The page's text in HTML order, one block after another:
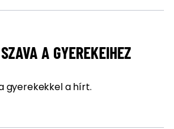
A GYEREKEIHEZ
gyerekekkel a hírt.